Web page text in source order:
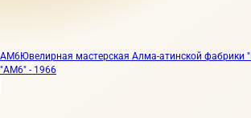
АМ6Ювелирная мастерская Алма-атинской фабрики
"АМ6" - 1966